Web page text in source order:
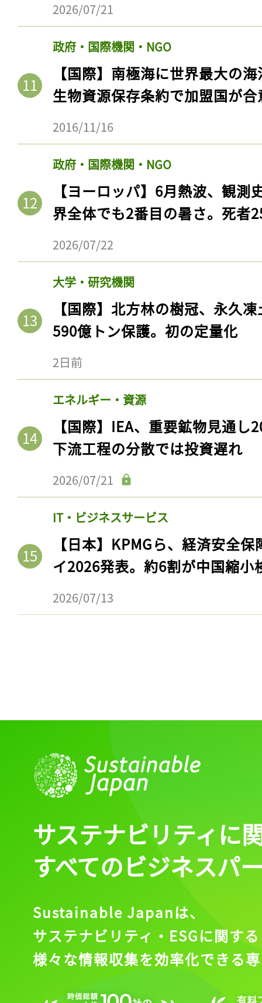
2026/07/21
政府・国際機関・NGO
【国際】南極海に世界最大の
生物資源保存条約で加盟国が合
2016/11/16
政府・国際機関・NGO
【ヨーロッパ】6月熱波、観
界全体でも2番目の暑さ。死者
2026/07/22
大学・研究機関
【国際】北方林の樹冠、永久
590億トン保護。初の定量化
2日前
エネルギー・資源
【国際】IEA、重要鉱物見通
下流工程の分散では投資遅れ
2026/07/21
IT・ビジネスサービス
【日本】KPMGら、経済安全
イ2026発表。約6割が中国縮小
2026/07/13
サステナビリティに
すべてのビジネスパ
Sustainable Japanは、
サステナビリティ・ESGに関する
様々な情報収集を効率化できる